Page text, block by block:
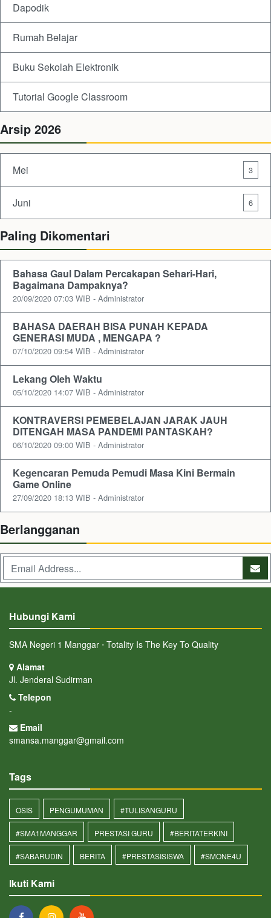
Dapodik
Rumah Belajar
Buku Sekolah Elektronik
Tutorial Google Classroom
Arsip 2026
Mei 3
Juni 6
Paling Dikomentari
Bahasa Gaul Dalam Percakapan Sehari-Hari,
Bagaimana Dampaknya?
20/09/2020 07:03 WIB - Administrator
BAHASA DAERAH BISA PUNAH KEPADA
GENERASI MUDA , MENGAPA ?
07/10/2020 09:54 WIB - Administrator
Lekang Oleh Waktu
05/10/2020 14:07 WIB - Administrator
KONTRAVERSI PEMEBELAJAN JARAK JAUH
DITENGAH MASA PANDEMI PANTASKAH?
06/10/2020 09:00 WIB - Administrator
Kegencaran Pemuda Pemudi Masa Kini Bermain
Game Online
27/09/2020 18:13 WIB - Administrator
Berlangganan
Hubungi Kami
SMA Negeri 1 Manggar ⋅ Totality Is The Key To Quality
Alamat
Jl. Jenderal Sudirman
Telepon
-
Email
smansa.manggar@gmail.com
Tags
OSIS PENGUMUMAN #TULISANGURU
#SMA1MANGGAR PRESTASI GURU #BERITATERKINI
#SABARUDIN BERITA #PRESTASISISWA #SMONE4U
Ikuti Kami